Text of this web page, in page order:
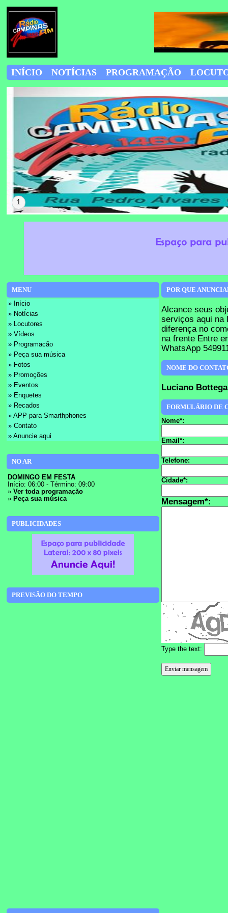
INÍCIO NOTÍCIAS PROGRAMAÇÃO
1
MENU
» Início
» NotÍcias
» Locutores
» Vídeos
» Programacão
» Peça sua música
» Fotos
» Promoções
» Eventos
» Enquetes
» Recados
» APP para Smarthphones
» Contato
» Anuncie aqui
NO AR
DOMINGO EM FESTA
Início: 06:00 - Término: 09:00
» Ver toda programação
» Peça sua música
PUBLICIDADES
PREVISÃO DO TEMPO
POR QUE
Alcance seus
serviços aqui na
diferença no
na frente Entre
WhatsApp
NOME DO
Luciano Bottega
FORMULÁRIO DE
Nome*:
Email*:
Telefone:
Cidade*:
Mensagem*:
Type the text: